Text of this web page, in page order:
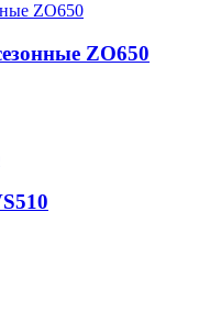
ZO650